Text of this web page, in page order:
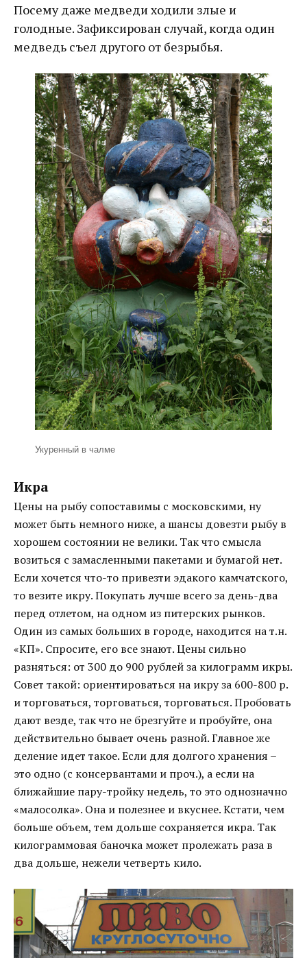
Посему даже медведи ходили злые и
голодные. Зафиксирован случай, когда один
медведь съел другого от безрыбья.
Укуренный в чалме
Икра
Цены на рыбу сопоставимы с московскими, ну
может быть немного ниже, а шансы довезти рыбу в
хорошем состоянии не велики. Так что смысла
возиться с замасленными пакетами и бумагой нет.
Если хочется что-то привезти эдакого камчатского,
то везите икру. Покупать лучше всего за день-два
перед отлетом, на одном из питерских рынков.
Один из самых больших в городе, находится на т.н.
«КП». Спросите, его все знают. Цены сильно
разняться: от 300 до 900 рублей за килограмм икры.
Совет такой: ориентироваться на икру за 600-800 р.
и торговаться, торговаться, торговаться. Пробовать
дают везде, так что не брезгуйте и пробуйте, она
действительно бывает очень разной. Главное же
деление идет такое. Если для долгого хранения –
это одно (с консервантами и проч.), а если на
ближайшие пару-тройку недель, то это однозначно
«малосолка». Она и полезнее и вкуснее. Кстати, чем
больше объем, тем дольше сохраняется икра. Так
килограммовая баночка может пролежать раза в
два дольше, нежели четверть кило.